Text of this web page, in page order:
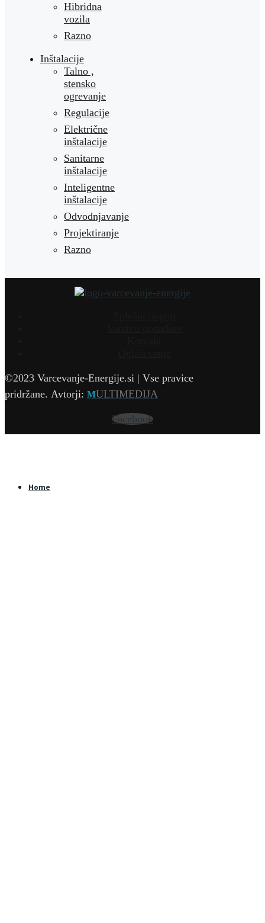
Hibridna
vozila
Razno
Inštalacije
Talno ,
stensko
ogrevanje
Regulacije
Električne
inštalacije
Sanitarne
inštalacije
Inteligentne
inštalacije
Odvodnjavanje
Projektiranje
Razno
©2023 Varcevanje-Energije.si | Vse pravice
pridržane. Avtorji: MULTIMEDIJA
Facebook
Home